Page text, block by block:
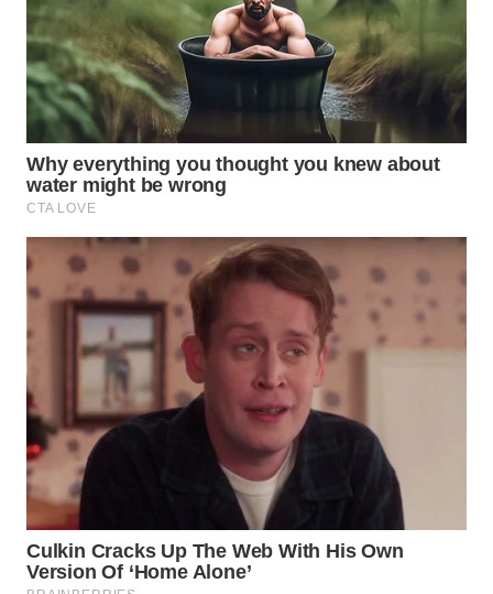
TOBA
WN
NIAS
LANGKAT
WN
TAPANULI
SELATAN
TANJUNG
LESUNG
WN
KARO
SIMALUNGUN